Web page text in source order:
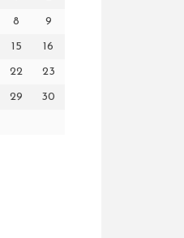
8 9
15 16
22 23
29 30